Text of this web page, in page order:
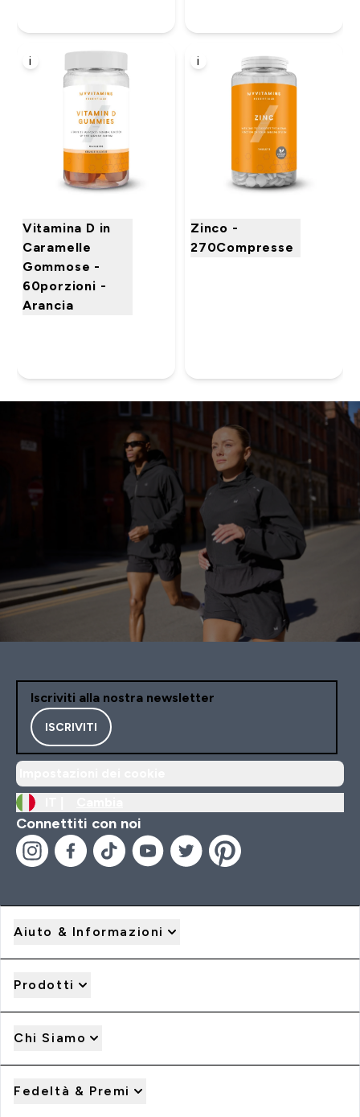
i
Vitamina D in
Caramelle
Gommose -
60porzioni -
Arancia
i
Zinco -
270Compresse
Iscriviti alla nostra newsletter
ISCRIVITI
Connettiti con noi
Aiuto & Informazioni
Prodotti
Chi Siamo
Fedeltà & Premi